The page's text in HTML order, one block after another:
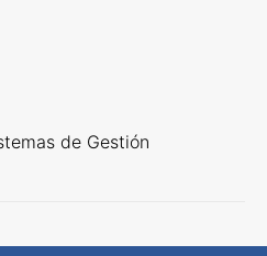
de Gestión